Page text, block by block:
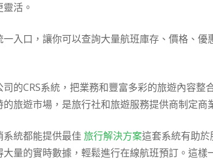
活。
入口，讓你可以查詢大量航班庫存、價格、
的CRS系統，把業務和豐富多彩的旅遊內容
旅遊市場，是旅行社和旅遊服務提供商制定商
統都能提供最佳 旅行解決方案這套系統有助
量的實時數據，輕鬆進行在線航班預訂。這